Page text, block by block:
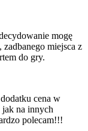
mogę
miejsca z
do gry.
cena w
jak na innych
polecam!!!